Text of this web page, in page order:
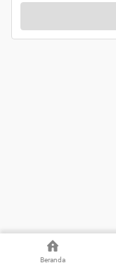
Beranda